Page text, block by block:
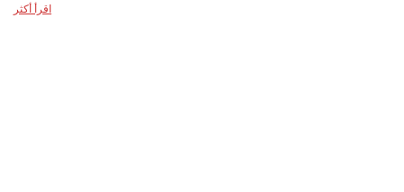
اقرأ أكثر